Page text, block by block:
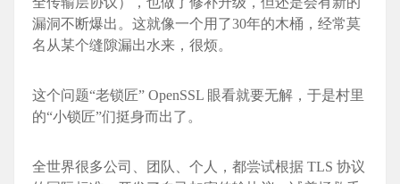
漏洞不断爆出。这就像一个用了30年的木桶，经常莫
名从某个缝隙漏出水来，很烦。
这个问题“老锁匠” OpenSSL 眼看就要无解，于是村里
的“小锁匠”们挺身而出了。
全世界很多公司、团队、个人，都尝试根据 TLS 协议